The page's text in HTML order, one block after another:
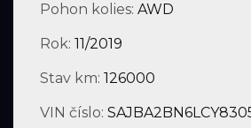
Pohon kolies: AWD
Rok: 11/2019
Stav km: 126000
VIN číslo: